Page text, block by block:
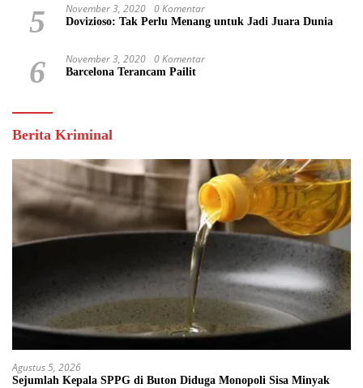
5 November 3, 2020 0 Komentar
Dovizioso: Tak Perlu Menang untuk Jadi Juara Dunia
6 November 3, 2020 0 Komentar
Barcelona Terancam Pailit
Berita Kriminal
Agustus 5, 2026
Sejumlah Kepala SPPG di Buton Diduga Monopoli Sisa Minyak